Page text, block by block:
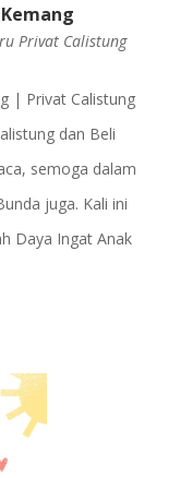
Privat Calistung
| Privat Calistung
dan Beli
semoga dalam
juga. Kali ini
Daya Ingat Anak